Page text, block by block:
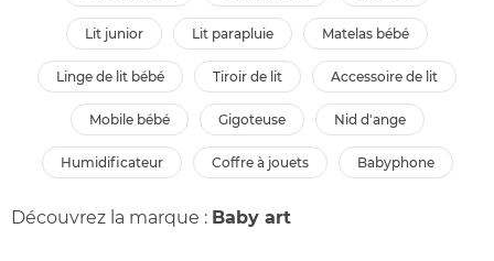
lit junior lit parapluie matelas bébé
linge de lit bébé tiroir de lit accessoire de lit
mobile bébé gigoteuse nid d'ange
humidificateur coffre à jouets babyphone
Découvrez la marque : Baby art